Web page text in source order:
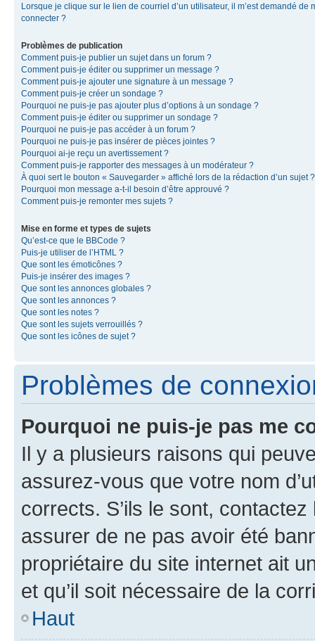
Lorsque je clique sur le lien de courriel d’un utilisateur, il m’est demandé de
connecter ?
Problèmes de publication
Comment puis-je publier un sujet dans un forum ?
Comment puis-je éditer ou supprimer un message ?
Comment puis-je ajouter une signature à un message ?
Comment puis-je créer un sondage ?
Pourquoi ne puis-je pas ajouter plus d’options à un sondage ?
Comment puis-je éditer ou supprimer un sondage ?
Pourquoi ne puis-je pas accéder à un forum ?
Pourquoi ne puis-je pas insérer de pièces jointes ?
Pourquoi ai-je reçu un avertissement ?
Comment puis-je rapporter des messages à un modérateur ?
À quoi sert le bouton « Sauvegarder » affiché lors de la rédaction d’un sujet ?
Pourquoi mon message a-t-il besoin d’être approuvé ?
Comment puis-je remonter mes sujets ?
Mise en forme et types de sujets
Qu’est-ce que le BBCode ?
Puis-je utiliser de l’HTML ?
Que sont les émoticônes ?
Puis-je insérer des images ?
Que sont les annonces globales ?
Que sont les annonces ?
Que sont les notes ?
Que sont les sujets verrouillés ?
Que sont les icônes de sujet ?
Problèmes de
Pourquoi ne puis-je pas me
Il y a plusieurs raisons qui
assurez-vous que votre nom
corrects. S’ils le sont,
assurer de ne pas avoir été
propriétaire du site internet ait
et qu’il soit nécessaire de la
Haut